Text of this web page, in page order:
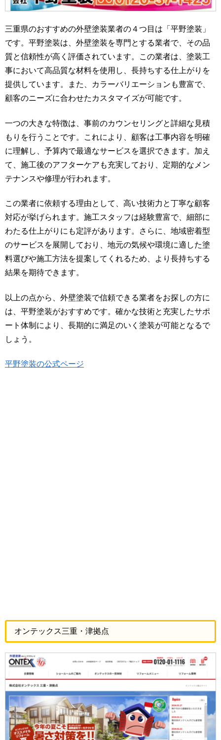
三重県のおすすめの外壁塗装業者の４つ目は「平野塗装」
です。平野塗装は、外壁塗装を専門とする業者で、その品
質と信頼性が高く評価されています。この業者は、塗装工
事において高品質な材料を使用し、長持ちする仕上がりを
提供しています。また、カラーバリエーションも豊富で、
顧客のニーズに合わせたカスタマイズが可能です。
一つの大きな特徴は、事前のカウンセリングと詳細な見積
もりを行うことです。これにより、顧客は工事内容を明確
に理解し、予算内で最適なサービスを選択できます。加え
て、施工後のアフターケアも充実しており、定期的なメン
テナンスや修理が行われます。
この業者に依頼する理由として、高い技術力と丁寧な顧客
対応が挙げられます。施工スタッフは経験豊富で、細部に
わたる仕上がりにも定評があります。さらに、地域密着型
のサービスを展開しており、地元の気候や環境に適した塗
料選びや施工方法を提案してくれるため、より長持ちする
結果を期待できます。
以上の点から、外壁塗装で信頼できる業者をお探しの方に
は、平野塗装がおすすめです。確かな技術と充実したサポ
ート体制により、長期的に満足のいく塗装が可能となるで
しょう。
平野塗装の公式ページ
オンテックス三重・津拠点